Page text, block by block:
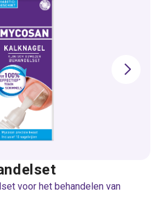
voor het behandelen van